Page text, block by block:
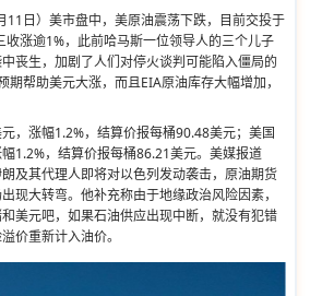
11日）美市盘中，美原油震荡下跌，目前交投于
涨逾1%，此前哈马斯一位领导人的三个儿子
丧生，加剧了人们对停火谈判可能陷入僵局的
期帮助美元大涨，而且EIA原油库存大幅增加，
，涨幅1.2%，结算价报每桶90.48美元；美国
1.2%，结算价报每桶86.21美元。美媒报道
及其代理人即将对以色列发动袭击，原油期货
现大转弯。他补充称由于地缘政治风险因素，
美元吧，如果石油供应出现中断，就没有犯错
价重新计入油价。